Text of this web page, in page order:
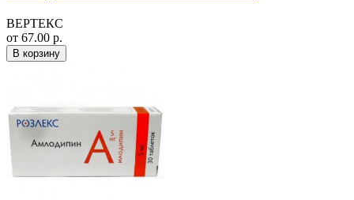
ВЕРТЕКС
от 67.00 р.
В корзину